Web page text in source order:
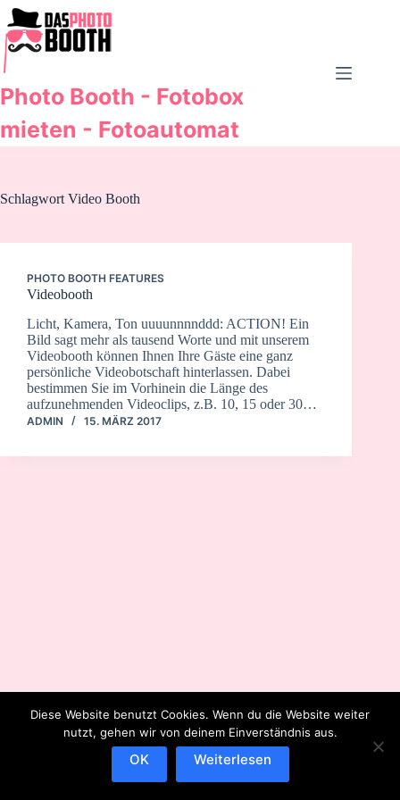
Zum
Inhalt
springen
Photo Booth - Fotobox
mieten - Fotoautomat
Schlagwort Video Booth
PHOTO BOOTH FEATURES
Videobooth
Licht, Kamera, Ton uuuunnnnddd: ACTION! Ein
Bild sagt mehr als tausend Worte und mit unserem
Videobooth können Ihnen Ihre Gäste eine ganz
persönliche Videobotschaft hinterlassen. Dabei
bestimmen Sie im Vorhinein die Länge des
aufzunehmenden Videoclips, z.B. 10, 15 oder 30…
ADMIN 15. MÄRZ 2017
Diese Website benutzt Cookies. Wenn du die Website weiter
nutzt, gehen wir von deinem Einverständnis aus.
OK Weiterlesen